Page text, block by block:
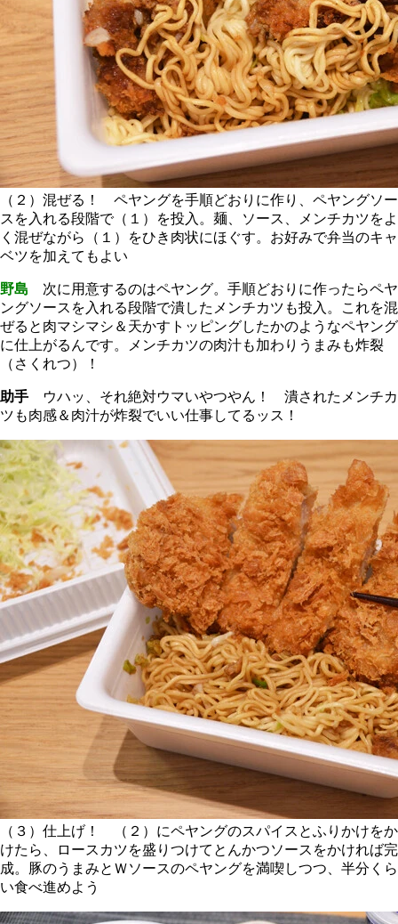
（２）混ぜる！ ペヤングを手順どおりに作り、ペヤングソー
スを入れる段階で（１）を投入。麺、ソース、メンチカツをよ
く混ぜながら（１）をひき肉状にほぐす。お好みで弁当のキャ
ベツを加えてもよい
野島 次に用意するのはペヤング。手順どおりに作ったらペヤ
ングソースを入れる段階で潰したメンチカツも投入。これを混
ぜると肉マシマシ＆天かすトッピングしたかのようなペヤング
に仕上がるんです。メンチカツの肉汁も加わりうまみも炸裂
（さくれつ）！
助手 ウハッ、それ絶対ウマいやつやん！ 潰されたメンチカ
ツも肉感＆肉汁が炸裂でいい仕事してるッス！
（３）仕上げ！ （２）にペヤングのスパイスとふりかけをか
けたら、ロースカツを盛りつけてとんかつソースをかければ完
成。豚のうまみとＷソースのペヤングを満喫しつつ、半分くら
い食べ進めよう